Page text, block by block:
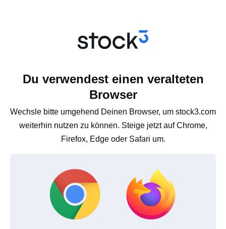
Du verwendest einen veralteten
Browser
Wechsle bitte umgehend Deinen Browser, um stock3.com
weiterhin nutzen zu können. Steige jetzt auf Chrome,
Firefox, Edge oder Safari um.